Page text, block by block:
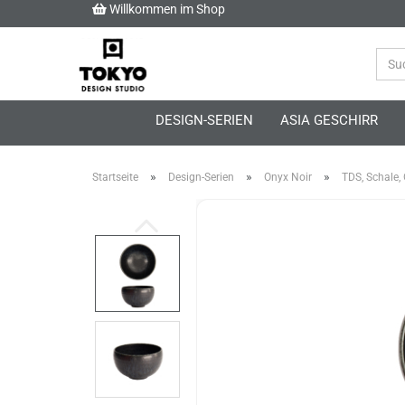
Willkommen im Shop
DESIGN-SERIEN ASIA GESCHIRR
Startseite » Design-Serien » Onyx Noir » TDS,